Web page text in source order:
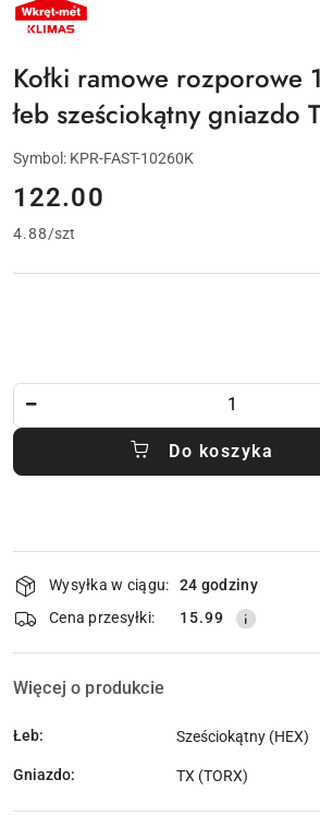
PRODUCENTA:
KLIMAS
Kołki ramowe rozporowe
łeb sześciokątny gniazdo
Symbol: KPR-FAST-10260K
cena:
122.00
4.88/szt
Do koszyka
Wyślij
Dostępność
i
dostawa
Wysyłka w ciągu:
24 godziny
Cena przesyłki:
15.99
Więcej o produkcie
Łeb: Sześciokątny (HEX)
Gniazdo: TX (TORX)